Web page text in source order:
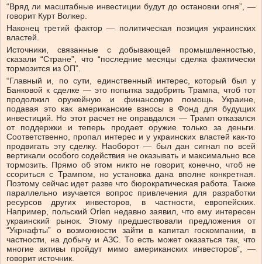
“Вряд ли масштабные инвестиции будут до остановки огня”, —
говорит Курт Волкер.
Наконец третий фактор — политическая позиция украинских
властей.
Источники, связанные с добывающей промышленностью,
сказали “Стране”, что “последние месяцы сделка фактически
тормозится из ОП”.
“Главный и, по сути, единственный интерес, который был у
Банковой к сделке — это попытка задобрить Трампа, чтоб тот
продолжил оружейную и финансовую помощь Украине,
подавая это как американские взносы в Фонд для будущих
инвестиций. Но этот расчет не оправдался — Трамп отказался
от поддержки и теперь продает оружие только за деньги.
Соответственно, пропал интерес и у украинских властей как-то
продвигать эту сделку. Наоборот — был дан сигнал по всей
вертикали особого содействия не оказывать и максимально все
тормозить. Прямо об этом никто не говорит, конечно, чтоб не
ссориться с Трампом, но установка дана вполне конкретная.
Поэтому сейчас идет разве что бюрократическая работа. Также
параллельно изучается вопрос привлечения для разработки
ресурсов других инвесторов, в частности, европейских.
Например, польский Orlen недавно заявил, что ему интересен
украинский рынок. Этому предшествовали предложения от
“Укрнафты” о возможности зайти в капитал госкомпании, в
частности, на добычу и АЗС. То есть может оказаться так, что
многие активы пройдут мимо американских инвесторов”, —
говорит источник.